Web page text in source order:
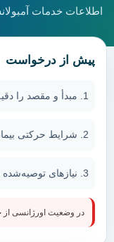
اطلاعات خدمات
پیش از درخواست
مبدأ و مقصد را
شرایط حرکتی
نیازهای
در وضعیت اورژانسی